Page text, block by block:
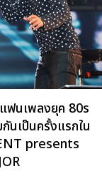
ฟนเพลงยุค 80s
นเป็นครั้งแรกใน
presents